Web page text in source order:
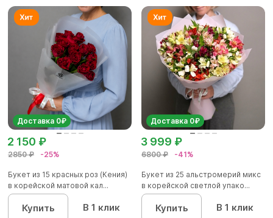
Доставка 0₽
2850 ₽ -25%
2 150 ₽
Букет из 15 красных роз (Кения)
в корейской матовой кал...
Купить В 1 клик
Доставка 0₽
6800 ₽ -41%
3 999 ₽
Букет из 25 альстромерий микс
в корейской светлой упако...
Купить В 1 клик